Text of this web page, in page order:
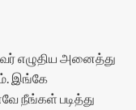
எழுதிய அனைத்து
இங்கே
நீங்கள் படித்து